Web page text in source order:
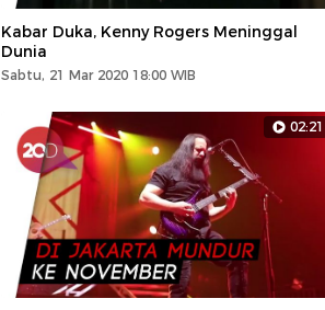
Kabar Duka, Kenny Rogers Meninggal
Dunia
Sabtu, 21 Mar 2020 18:00 WIB
02:21